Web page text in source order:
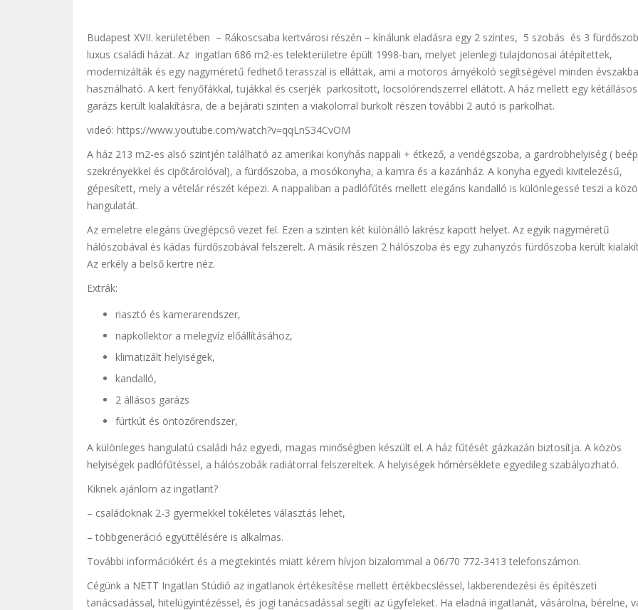
Budapest XVII. kerületében – Rákoscsaba kertvárosi részén – kínálunk eladásra egy 2 szintes, 5 szobás és 3
luxus családi házat. Az ingatlan 686 m2-es telekterületre épült 1998-ban, melyet jelenlegi tulajdonosai átépítettek,
modernizálták és egy nagyméretű fedhető terasszal is elláttak, ami a motoros árnyékoló segítségével minden
használható. A kert fenyőfákkal, tujákkal és cserjék parkosított, locsolórendszerrel ellátott. A ház mellett egy kétállásos
garázs került kialakításra, de a bejárati szinten a viakolorral burkolt részen további 2 autó is parkolhat.
videó: https://www.youtube.com/watch?v=qqLnS34CvOM
A ház 213 m2-es alsó szintjén található az amerikai konyhás nappali + étkező, a vendégszoba, a gardrobhelyiség (
szekrényekkel és cipőtárolóval), a fürdőszoba, a mosókonyha, a kamra és a kazánház. A konyha egyedi kivitelezésű,
gépesített, mely a vételár részét képezi. A nappaliban a padlófűtés mellett elegáns kandalló is különlegessé teszi a
hangulatát.
Az emeletre elegáns üveglépcső vezet fel. Ezen a szinten két különálló lakrész kapott helyet. Az egyik nagyméretű
hálószobával és kádas fürdőszobával felszerelt. A másik részen 2 hálószoba és egy zuhanyzós fürdőszoba került
Az erkély a belső kertre néz.
Extrák:
riasztó és kamerarendszer,
napkollektor a melegvíz előállításához,
klimatizált helyiségek,
kandalló,
2 állásos garázs
fúrtkút és öntözőrendszer,
A különleges hangulatú családi ház egyedi, magas minőségben készült el. A ház fűtését gázkazán biztosítja. A közös
helyiségek padlófűtéssel, a hálószobák radiátorral felszereltek. A helyiségek hőmérséklete egyedileg szabályozható.
Kiknek ajánlom az ingatlant?
– családoknak 2-3 gyermekkel tökéletes választás lehet,
– többgeneráció együttélésére is alkalmas.
További információkért és a megtekintés miatt kérem hívjon bizalommal a 06/70 772-3413 telefonszámon.
Cégünk a NETT Ingatlan Stúdió az ingatlanok értékesítése mellett értékbecsléssel, lakberendezési és építészeti
tanácsadással, hitelügyintézéssel, és jogi tanácsadással segíti az ügyfeleket. Ha eladná ingatlanát, vásárolna, bérelne,